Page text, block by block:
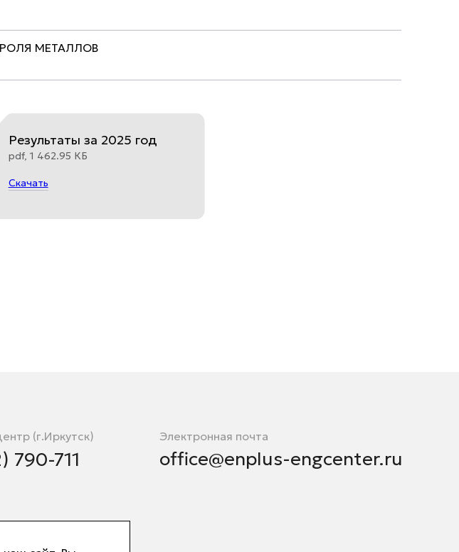
МЕТАЛЛОВ
Результаты за 2025 год
pdf, 1 462.95 КБ
Скачать
(г.Иркутск)
790-711
Электронная почта
office@enplus-engcenter.ru